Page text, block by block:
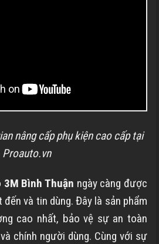
nâng cấp phụ kiện cao cấp tại
Proauto.vn
3M Bình Thuận ngày càng được
và tin dùng. Đây là sản phẩm
cao nhất, bảo vệ sự an toàn
chính người dùng. Cùng với sự